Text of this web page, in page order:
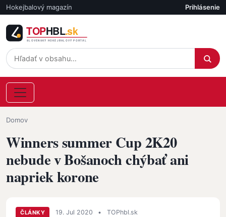
Skočiť na hlavný obsah
Hokejbalový magazín Účet
Prihlásenie
Omrvinka
Domov
Winners summer Cup 2K20
nebude v Bošanoch chýbať ani
napriek korone
ČLÁNKY 19. Jul 2020 • TOPhbl.sk